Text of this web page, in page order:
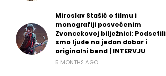
Miroslav Stašić o filmu i
monografiji posvećenim
Zvoncekovoj bilježnici: Podsetili
smo ljude na jedan dobar i
originalni bend | INTERVJU
5 MONTHS AGO